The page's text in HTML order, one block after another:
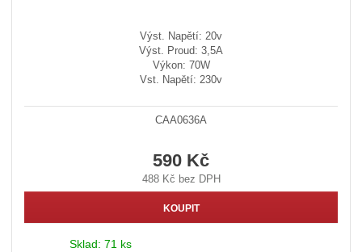
Výst. Napětí: 20v
Výst. Proud: 3,5A
Výkon: 70W
Vst. Napětí: 230v
CAA0636A
590 Kč
488 Kč bez DPH
KOUPIT
Sklad: 71 ks